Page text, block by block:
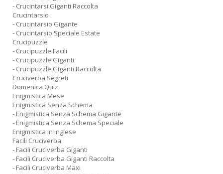
- Crucintarsi Giganti Raccolta
Crucintarsio
- Crucintarsio Gigante
- Crucintarsio Speciale Estate
Crucipuzzle
- Crucipuzzle Facili
- Crucipuzzle Giganti
- Crucipuzzle Giganti Raccolta
Cruciverba Segreti
Domenica Quiz
Enigmistica Mese
Enigmistica Senza Schema
- Enigmistica Senza Schema Gigante
- Enigmistica Senza Schema Speciale
Enigmistica in inglese
Facili Cruciverba
- Facili Cruciverba Giganti
- Facili Cruciverba Giganti Raccolta
- Facili Cruciverba Maxi